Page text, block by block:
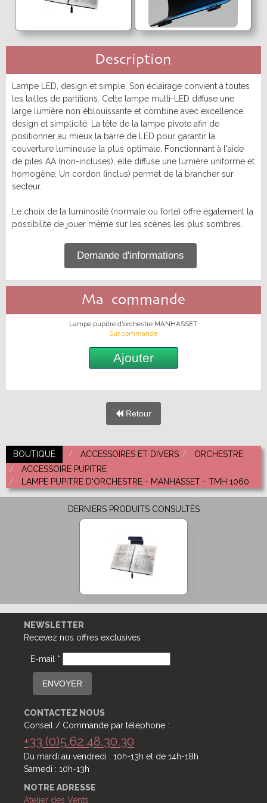
Clarinette
Saxophone
Promotions
Nouveautés
Trombone Alto
Trombone Basse
Trombone Sib
Entretien
Etui & Housse
Divers
COR
Cor simple
Cor double
Sourdine
Entretien
Lyre & Carnet
Etui & Housse
Protection
Stand
OCCASIONS
Trombone
Cor
Promotions
Nouveautés
Basse
Harmonie
Accessoires
BEC SAXOPHONE
Ténor
Baryton
Sopranino & Basse
Accessoires
Promotions
Nouveautés
Description
Lampe LED, design et simple. Son éclairage convient à toutes
les tailles de partitions. Cette lampe multi-LED diffuse une
large lumière non éblouissante et combine avec excellence
design et simplicité. La tête de la lampe pivote afin de
positionner au mieux la barre de LED pour garantir la
couverture lumineuse la plus optimale. Fonctionnant à l'aide
de piles AA (non-incluses), elle diffuse une lumière uniforme et
homogène. Un cordon (inclus) permet de la brancher sur
secteur.
Le choix de la luminosité (normale ou forte) offre également la
possibilité de jouer même sur les scènes les plus sombres.
Demande d'informations
Ma commande
Lampe pupitre d'orchestre MANHASSET
Sur commande
Ajouter
Retour
BOUTIQUE ACCESSOIRES ET DIVERS
ORCHESTRE
ACCESSOIRE PUPITRE
LAMPE PUPITRE D'ORCHESTRE - MANHASSET - TMH 1060
DERNIERS PRODUITS CONSULTÉS
NEWSLETTER
Recevez nos offres exclusives
E-mail *
ENVOYER
CONTACTEZ NOUS
Conseil / Commande par téléphone :
+33 (0)5.62.48.30.30
Du mardi au vendredi : 10h-13h et de 14h-18h
Samedi : 10h-13h
NOTRE ADRESSE
Atelier des Vents